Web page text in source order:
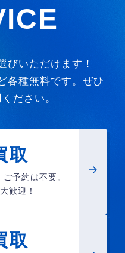
びいただけます！
各種無料です。ぜひ
ださい。
取
予約は不要。
歓迎！
取